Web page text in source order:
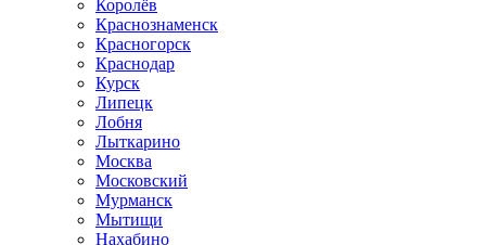
Королёв
Краснознаменск
Красногорск
Краснодар
Курск
Липецк
Лобня
Лыткарино
Москва
Московский
Мурманск
Мытищи
Нахабино